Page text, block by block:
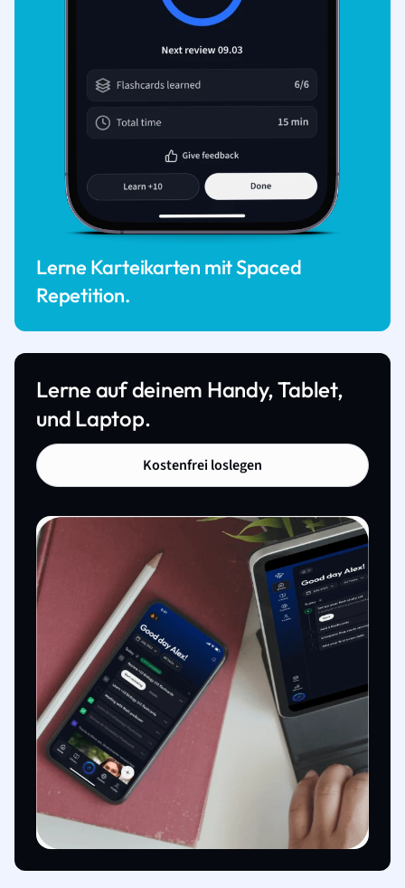
Lerne Karteikarten mit Spaced
Repetition.
Lerne auf deinem Handy, Tablet,
und Laptop.
Kostenfrei loslegen